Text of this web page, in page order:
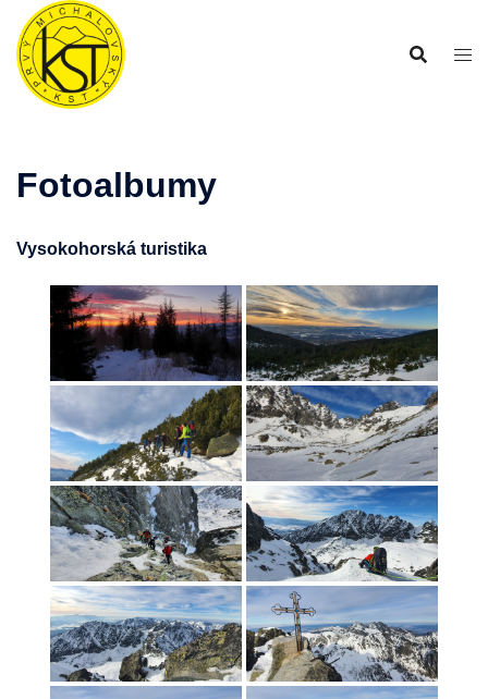
Preskočiť
obsah
Fotoalbumy
Vysokohorská turistika